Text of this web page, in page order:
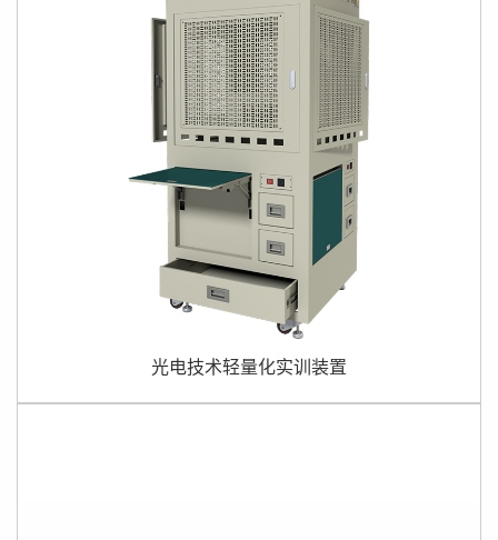
光电技术轻量化实训装置
⽤系统和LED显⽰屏应⽤等技术融合为⼀体,基于光电技术综
合应用与调试的实训装置。设备⽀持灯具安装和测量模块、
光电应⽤系统模块、显⽰屏模块等技能实操,可...